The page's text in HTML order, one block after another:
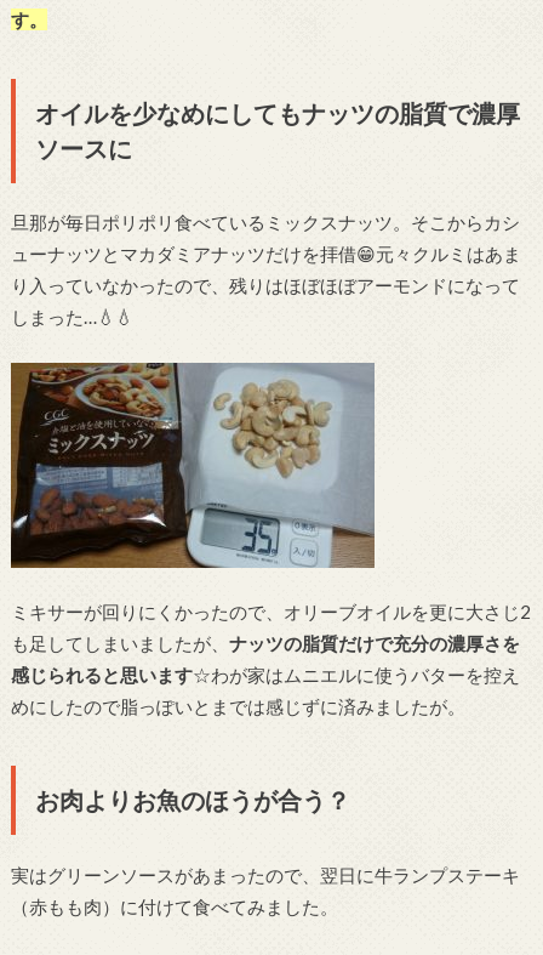
す。
オイルを少なめにしてもナッツの脂質で濃厚
ソースに
旦那が毎日ポリポリ食べているミックスナッツ。そこからカシ
ューナッツとマカダミアナッツだけを拝借😁元々クルミはあま
り入っていなかったので、残りはほぼほぼアーモンドになって
しまった…💧💧
ミキサーが回りにくかったので、オリーブオイルを更に大さじ2
も足してしまいましたが、 ナッツの脂質だけで充分の濃厚さを
感じられると思います☆わが家はムニエルに使うバターを控え
めにしたので脂っぽいとまでは感じずに済みましたが。
お肉よりお魚のほうが合う？
実はグリーンソースがあまったので、翌日に牛ランプステーキ
（赤もも肉）に付けて食べてみました。